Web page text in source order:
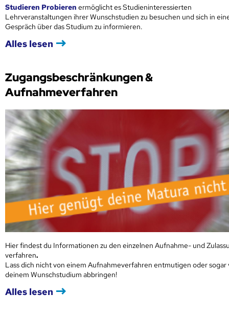
Studieren Probieren ermöglicht es Studieninteressierten
Lehrveranstaltungen ihrer Wunschstudien zu besuchen und sich in
Gespräch über das Studium zu informieren.
Alles lesen
Zugangsbeschränkungen &
Aufnahmeverfahren
Hier findest du Informationen zu den einzelnen Aufnahme- und
verfahren.
Lass dich nicht von einem Aufnahmeverfahren entmutigen oder sogar
deinem Wunschstudium abbringen!
Alles lesen